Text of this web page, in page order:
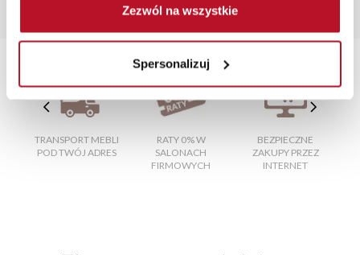
Zezwól na wszystkie
Spersonalizuj
biurko młodzieżowe|meble korytarz
rozkładane|szafeczka na buty
TRANSPORT MEBLI
POD TWÓJ ADRES
RATY 0% W
SALONACH
FIRMOWYCH
BEZPIECZNE
ZAKUPY PRZEZ
INTERNET